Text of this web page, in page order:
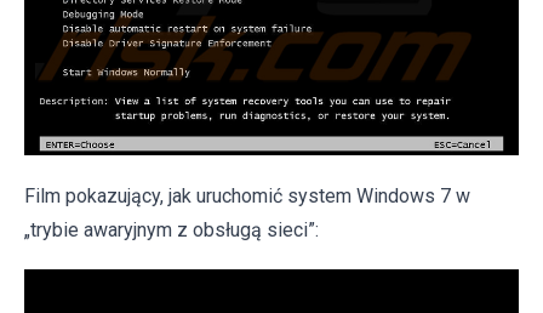
Film pokazujący, jak uruchomić system Windows 7 w
„trybie awaryjnym z obsługą sieci”: